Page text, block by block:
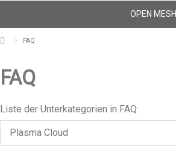
OPEN MESH
FAQ
FAQ
Liste der Unterkategorien in FAQ:
Plasma Cloud